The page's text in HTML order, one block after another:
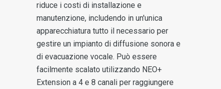
riduce i costi di installazione e
manutenzione, includendo in un'unica
apparecchiatura tutto il necessario per
gestire un impianto di diffusione sonora e
di evacuazione vocale. Può essere
facilmente scalato utilizzando NEO+
Extension a 4 e 8 canali per raggiungere